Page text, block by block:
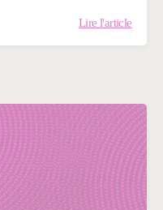
Lire l'article